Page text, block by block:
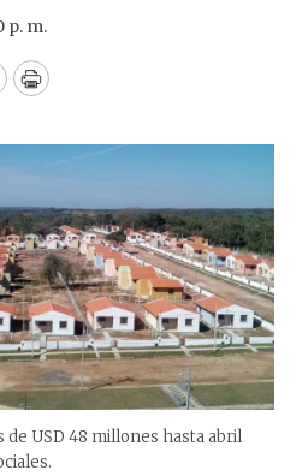
p. m.
Print
de USD 48 millones hasta abril